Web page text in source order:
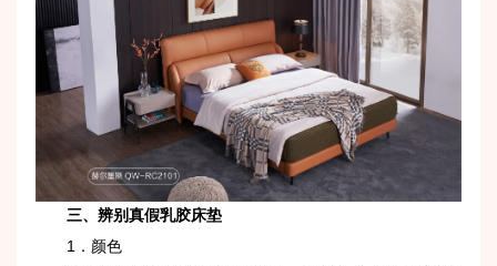
三、辨别真假乳胶床垫
1．颜色